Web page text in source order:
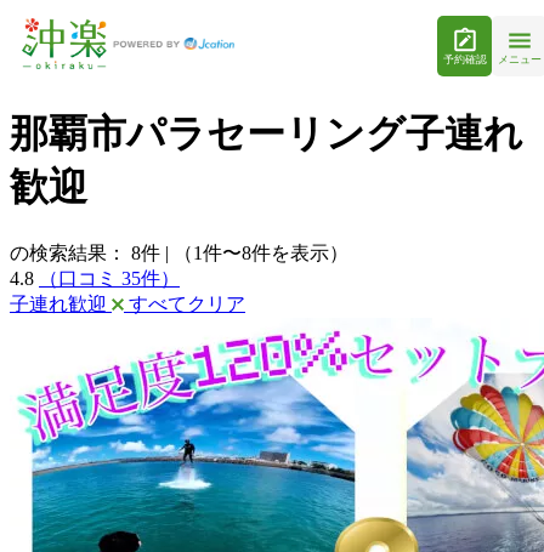
予約確認 メニュー
那覇市パラセーリング子連れ
歓迎
の検索結果： 8件 |
（1件〜8件を表示）
4.8
（口コミ 35件）
子連れ歓迎
すべてクリア